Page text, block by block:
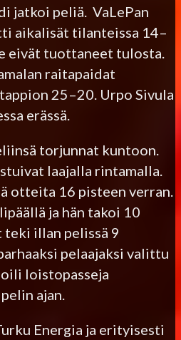
jatkoi peliä. VaLePan
aikalisät tilanteissa 14–
eivät tuottaneet tulosta.
raitapaidat
25–20. Urpo Sivula
erässä.
torjunnat kuntoon.
laajalla rintamalla.
otteita 16 pisteen verran.
ja hän takoi 10
illan pelissä 9
pelaajaksi valittu
loistopasseja
ajan.
Energia ja erityisesti